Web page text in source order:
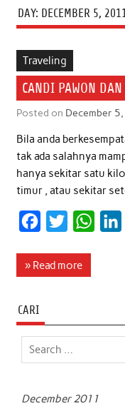
DAY: DECEMBER 5,
Traveling
CANDI PAWON
Posted on December
Bila anda
tak ada salahnya
hanya sekitar satu
timur , atau sekitar
c
o
o
i
e
W
A
» Read more
CARI
December 2011